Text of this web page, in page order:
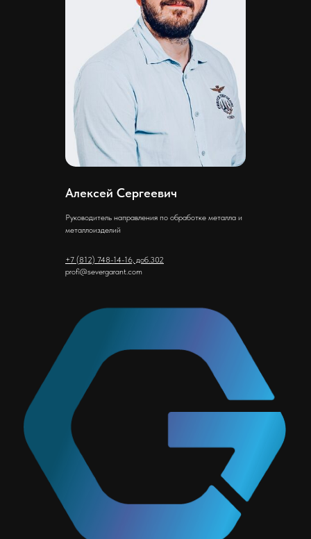
Алексей Сергеевич
Руководитель направления по обработке металла и
металлоизделий
+7 (812) 748-14-16, доб.302
profi@severgarant.com